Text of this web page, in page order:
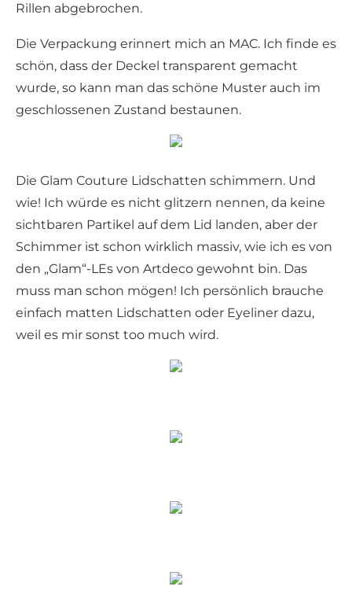
Rillen abgebrochen.
Die Verpackung erinnert mich an MAC. Ich finde es
schön, dass der Deckel transparent gemacht
wurde, so kann man das schöne Muster auch im
geschlossenen Zustand bestaunen.
Die Glam Couture Lidschatten schimmern. Und
wie! Ich würde es nicht glitzern nennen, da keine
sichtbaren Partikel auf dem Lid landen, aber der
Schimmer ist schon wirklich massiv, wie ich es von
den „Glam“-LEs von Artdeco gewohnt bin. Das
muss man schon mögen! Ich persönlich brauche
einfach matten Lidschatten oder Eyeliner dazu,
weil es mir sonst too much wird.